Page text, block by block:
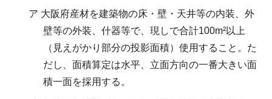
ア 大阪府産材を建築物の床・壁・天井等の内装、外
壁等の外装、什器等で、現しで合計100m²以上
（見えがかり部分の投影面積）使用すること。た
だし、面積算定は水平、立面方向の一番大きい面
積一面を採用する。